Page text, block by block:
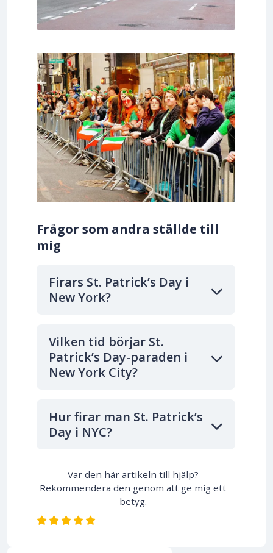
Frågor som andra ställde till
mig
Firars St. Patrick’s Day i
New York?
Vilken tid börjar St.
Patrick’s Day-paraden i
New York City?
Hur firar man St. Patrick’s
Day i NYC?
Var den här artikeln till hjälp?
Rekommendera den genom att ge mig ett
betyg.